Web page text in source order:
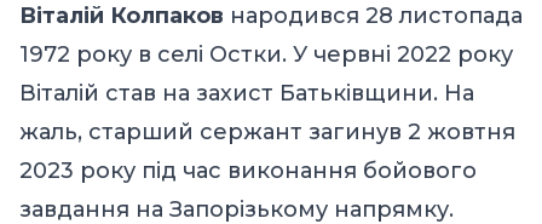
Віталій Колпаков народився 28 листопада
1972 року в селі Остки. У червні 2022 року
Віталій став на захист Батьківщини. На
жаль, старший сержант загинув 2 жовтня
2023 року під час виконання бойового
завдання на Запорізькому напрямку.